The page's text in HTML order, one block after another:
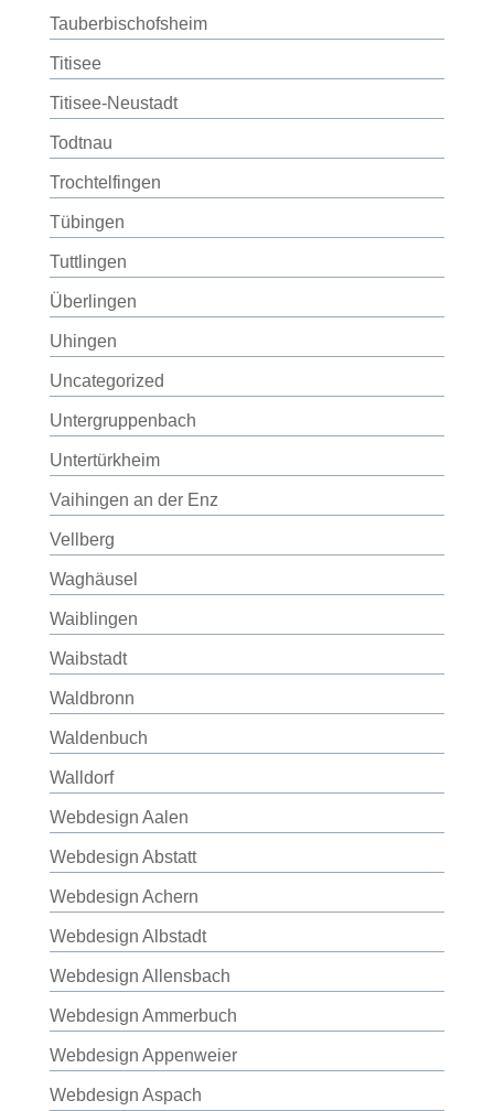
Tauberbischofsheim
Titisee
Titisee-Neustadt
Todtnau
Trochtelfingen
Tübingen
Tuttlingen
Überlingen
Uhingen
Uncategorized
Untergruppenbach
Untertürkheim
Vaihingen an der Enz
Vellberg
Waghäusel
Waiblingen
Waibstadt
Waldbronn
Waldenbuch
Walldorf
Webdesign Aalen
Webdesign Abstatt
Webdesign Achern
Webdesign Albstadt
Webdesign Allensbach
Webdesign Ammerbuch
Webdesign Appenweier
Webdesign Aspach